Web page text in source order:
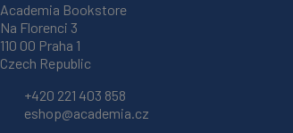
Academia Bookstore
Na Florenci 3
110 00 Praha 1
Czech Republic
+420 221 403 858
eshop@academia.cz